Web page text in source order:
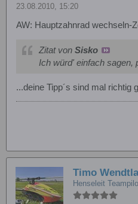
23.08.2010, 15:20
AW: Hauptzahnrad wechseln-
Zitat von Sisko
Ich würd' einfach sagen,
...deine Tipp´s sind mal richtig
Timo
Henseleit